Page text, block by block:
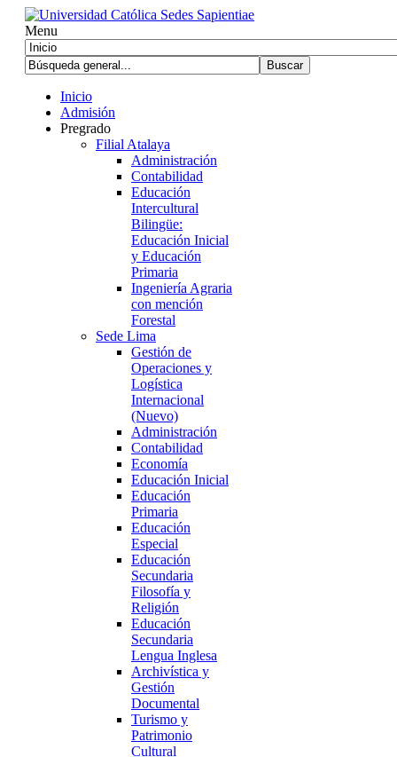
Menu
Inicio
Admisión
Pregrado
Filial Atalaya
Administración
Contabilidad
Educación
Intercultural
Bilingüe:
Educación Inicial
y Educación
Primaria
Ingeniería Agraria
con mención
Forestal
Sede Lima
Gestión de
Operaciones y
Logística
Internacional
(Nuevo)
Administración
Contabilidad
Economía
Educación Inicial
Educación
Primaria
Educación
Especial
Educación
Secundaria
Filosofía y
Religión
Educación
Secundaria
Lengua Inglesa
Archivística y
Gestión
Documental
Turismo y
Patrimonio
Cultural